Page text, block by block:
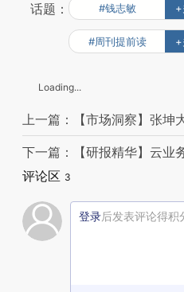
话题： #钱志敏 +
#周刊提前读 +
Loading...
上一篇：【市场洞察】张坤
下一篇：【研报精华】云业
评论区 3
登录后发表评论得积